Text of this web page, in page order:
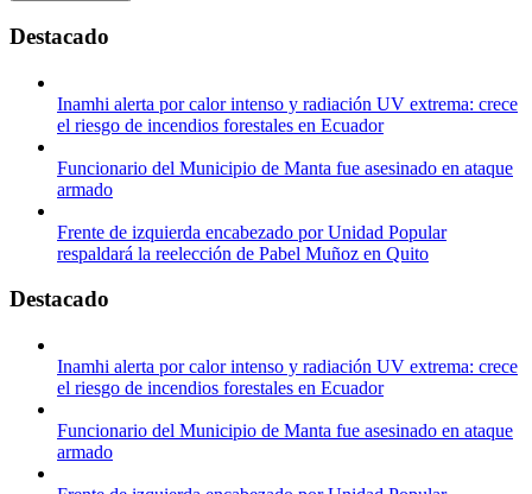
Destacado
Inamhi alerta por calor intenso y radiación UV extrema: crece
el riesgo de incendios forestales en Ecuador
Funcionario del Municipio de Manta fue asesinado en ataque
armado
Frente de izquierda encabezado por Unidad Popular
respaldará la reelección de Pabel Muñoz en Quito
Destacado
Inamhi alerta por calor intenso y radiación UV extrema: crece
el riesgo de incendios forestales en Ecuador
Funcionario del Municipio de Manta fue asesinado en ataque
armado